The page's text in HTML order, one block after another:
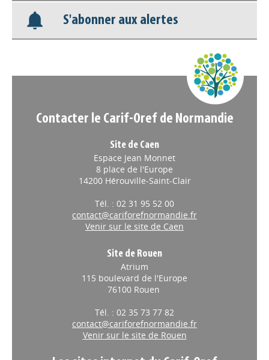
Nos veilles Scoop.it
S'abonner aux alertes
Contacter le Carif-Oref de Normandie
Site de Caen
Espace Jean Monnet
8 place de l'Europe
14200 Hérouville-Saint-Clair
Tél. : 02 31 95 52 00
contact@cariforefnormandie.fr
Venir sur le site de Caen
Site de Rouen
Atrium
115 boulevard de l'Europe
76100 Rouen
Tél. : 02 35 73 77 82
contact@cariforefnormandie.fr
Venir sur le site de Rouen